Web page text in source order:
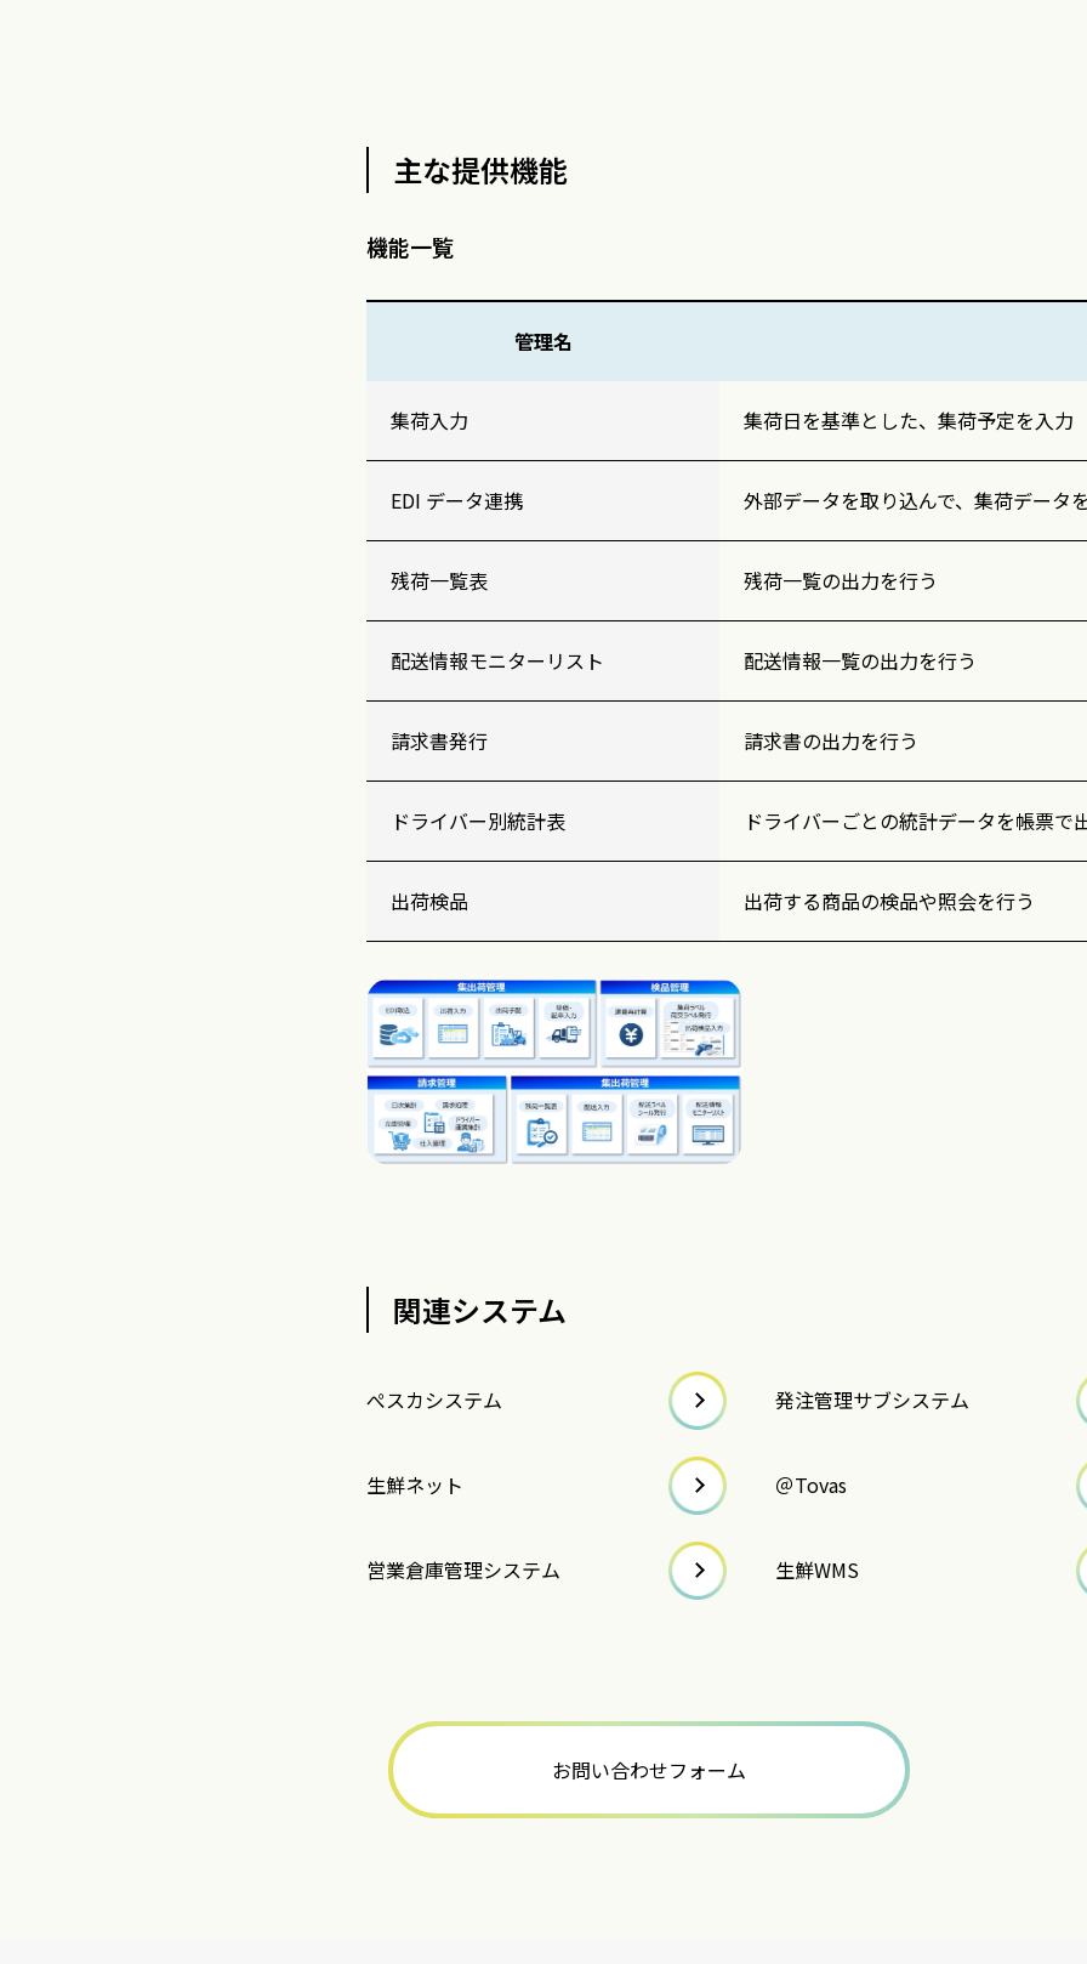
主な提供機能
機能一覧
管理名
集荷入力 集荷日を基準とした、集荷予定を入力
EDI データ連携 外部データを取り込んで、集荷データ
残荷一覧表 残荷一覧の出力を行う
配送情報モニターリスト 配送情報一覧の出力を行う
請求書発行 請求書の出力を行う
ドライバー別統計表 ドライバーごとの統計データを帳票で
出荷検品 出荷する商品の検品や照会を行う
関連システム
ぺスカシステム 発注管理サブシステム
生鮮ネット ＠Tovas
営業倉庫管理システム 生鮮WMS
お問い合わせフォーム